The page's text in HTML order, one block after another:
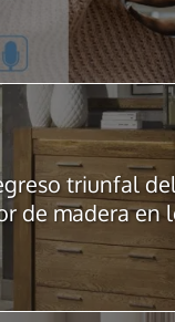
triunfal
de madera en